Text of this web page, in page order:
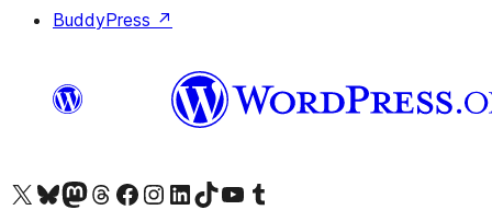
BuddyPress ↗
ကျွန်ုပ်တို့၏ X (ယခင် Twitter) အကောင့်သို့ သွားရောက်ကြည့်ရှုပါကျွန်ုပ်တို့၏ Bluesky အကောင့်သို့ ဝင်ရောက်ကြည့်ရှုရန်
ကျွန်ုပ်တို့၏ Mastodon အကောင့်သို့ သွားရောက်ကြည့်ရှုပါကျွန်ုပ်တို့၏ Threads အကောင့်သို့ ဝင်ရောက်ကြည့်ရှုရန်
ကျွန်ုပ်တို့၏ Facebook စာမျက်နှာသို့ သွားရောက်ကြည့်ရှုပါကျွန်ုပ်တို့၏ Instagram အကောင့်သို့ သွားရောက်ကြည့်ရှုပါ ကျွန်ုပ်တို့၏ LinkedIn အကောင့်သို့ သွားရောက်ကြည့်ရှုပါကျွန်ုပ်တို့၏ TikTok အကောင့်သို့ ဝင်ရောက်ကြည့်ရှုရန်
ကျွန်ုပ်တို့၏ YouTube ချန်နယ်သို့ သွားရောက်ကြည့်ရှုပါ ကျွန်ုပ်တို့၏ Tumblr အကောင့်သို့ ဝင်ရောက်ကြည့်ရှုရန်